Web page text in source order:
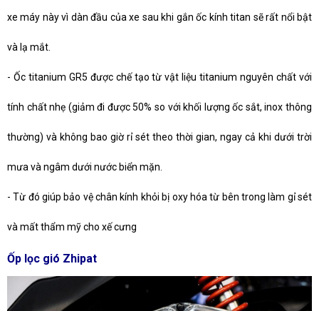
xe máy này vì dàn đầu của xe sau khi gắn ốc kính titan sẽ rất nổi bật
và lạ mắt.
- Ốc titanium GR5 được chế tạo từ vật liệu titanium nguyên chất với
tính chất nhẹ (giảm đi được 50% so với khối lượng ốc sắt, inox thông
thường) và không bao giờ rỉ sét theo thời gian, ngay cả khi dưới trời
mưa và ngâm dưới nước biển mặn.
-Từ đó giúp bảo vệ chân kính khỏi bị oxy hóa từ bên trong làm gỉ sét
và mất thẩm mỹ cho xế cưng
Ốp lọc gió Zhipat